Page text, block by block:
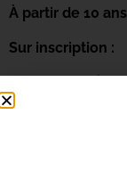
À partir de 10 ans
Sur inscription :